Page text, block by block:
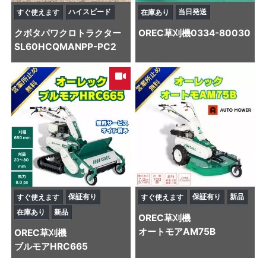
すぐ使えます ハイスピード
クボタパワクロトラクター
SL60HCQMANPP-PC2
在庫あり 当日発送
OREC草刈機0334-80030
すぐ使えます
保証有り
在庫あり
新品
OREC草刈機
ブルモアHRC665
すぐ使えます 保証有り 新品
OREC草刈機
オートモアAM75B